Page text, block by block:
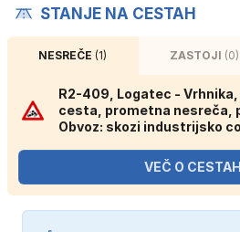
STANJE NA CESTAH
NESREČE(1) ZASTOJI (0)
R2-409, Logatec -
cesta, prometna nesreča,
Obvoz: skozi industrijsko
VEČ O CESTAH